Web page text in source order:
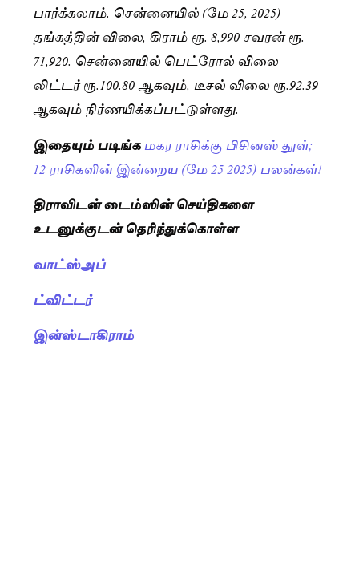
பார்க்கலாம். சென்னையில் (மே 25, 2025)
தங்கத்தின் விலை, கிராம் ரூ. 8,990 சவரன் ரூ.
71,920. சென்னையில் பெட்ரோல் விலை
லிட்டர் ரூ.100.80 ஆகவும், டீசல் விலை ரூ.92.39
ஆகவும் நிர்ணயிக்கப்பட்டுள்ளது.
இதையும் படிங்க மகர ராசிக்கு பிசினஸ் தூள்;
12 ராசிகளின் இன்றைய (மே 25 2025) பலன்கள்!
திராவிடன் டைம்ஸின் செய்திகளை
உடனுக்குடன் தெரிந்துக்கொள்ள
வாட்ஸ்அப்
ட்விட்டர்
இன்ஸ்டாகிராம்